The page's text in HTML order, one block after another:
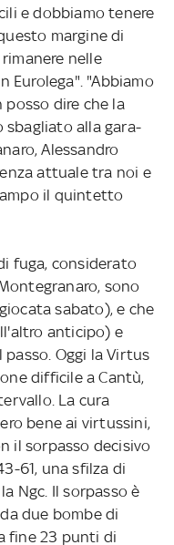
e dobbiamo tenere
margine di
nelle
Eurolega". "Abbiamo
dire che la
sbagliato alla gara-
Alessandro
attuale tra noi e
il quintetto
fuga, considerato
sono
sabato), e che
anticipo) e
Oggi la Virtus
difficile a Cantù,
La cura
bene ai virtussini,
il sorpasso decisivo
61, una sfilza di
Ngc. Il sorpasso è
due bombe di
fine 23 punti di